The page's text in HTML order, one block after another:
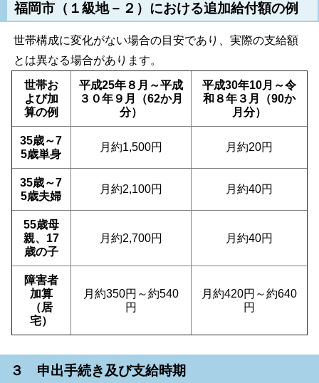
福岡市（１級地－２）における追加給付額の例
世帯構成に変化がない場合の目安であり、実際の支給額
とは異なる場合があります。
世帯お
よび加
算の例
平成25年８月～平成
３０年９月（62か月
分）
平成30年10月～令
和８年３月（90か
月分）
35歳～7
5歳単身
月約1,500円 月約20円
35歳～7
5歳夫婦
月約2,100円 月約40円
55歳母
親、17
歳の子
月約2,700円 月約40円
障害者
加算
（居
宅）
月約350円～約540
円
月約420円～約640
円
３ 申出手続き及び支給時期